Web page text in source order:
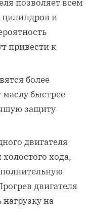
позволяет всем
цилиндров и
привести к
более
быстрее
защиту
двигателя
хода,
двигателя
на